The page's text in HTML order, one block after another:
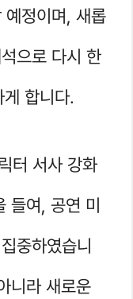
예정이며, 새롭
으로 다시 한
게 합니다.
터 서사 강화
들여, 공연 미
중하였습니
니라 새로운